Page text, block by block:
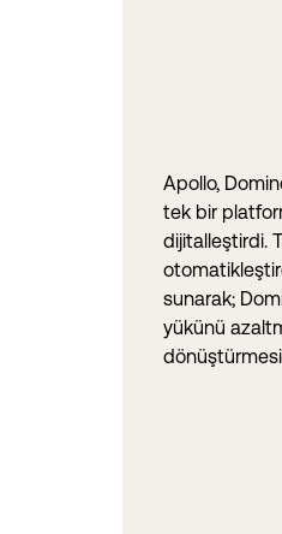
Apollo,
tek bir
dijitalleştirdi.
sunarak;
yükünü